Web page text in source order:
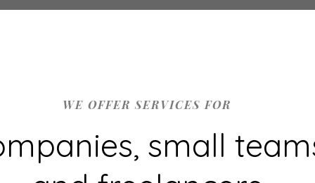
WE OFFER SERVICES FOR
small